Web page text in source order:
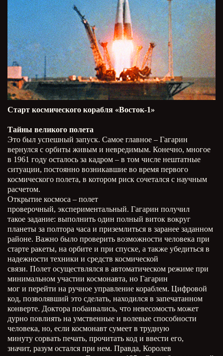
Старт космического корабля «Восток-1»
Тайны великого полета
Это был успешный запуск. Самое главное – Гагарин
вернулся с орбиты живым и невредимым. Конечно, многое
в 1961 году осталось за кадром – в том числе нештатные
ситуации, постоянно возникавшие во время первого
космического полета, в котором риск сочетался с научным
расчетом.
Открытие космоса – полет
проверочный, экспериментальный. Гагарин получил
такое задание: выполнить один полный виток вокруг
планеты за полтора часа и приземлиться в заранее заданном
районе. Важно было проверить возможности человека при
старте ракеты, на орбите и при спуске, а также убедиться в
надежности техники и средств космической
связи. Полет осуществлялся в автоматическом режиме при
минимальном участии космонавта, но Гагарин
мог и перейти на ручное управление кораблем. Цифровой
код, позволявший это сделать, находился в запечатанном
конверте. Доктора побаивались, что невесомость может
дурно повлиять на умственные и волевые способности
человека, но, если космонавт сумеет в трудную
минуту сорвать печать, прочитать код и ввести его,
значит, разум остался при нем. Правда, Королев